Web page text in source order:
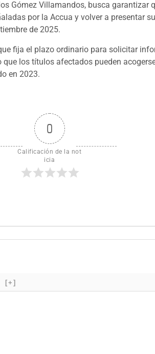
Gómez Villamandos, busca garantizar
por la Accua y volver a presentar
de 2025.
fija el plazo ordinario para solicitar
los títulos afectados pueden
en 2023.
0
Calificación de la not
icia
[+]